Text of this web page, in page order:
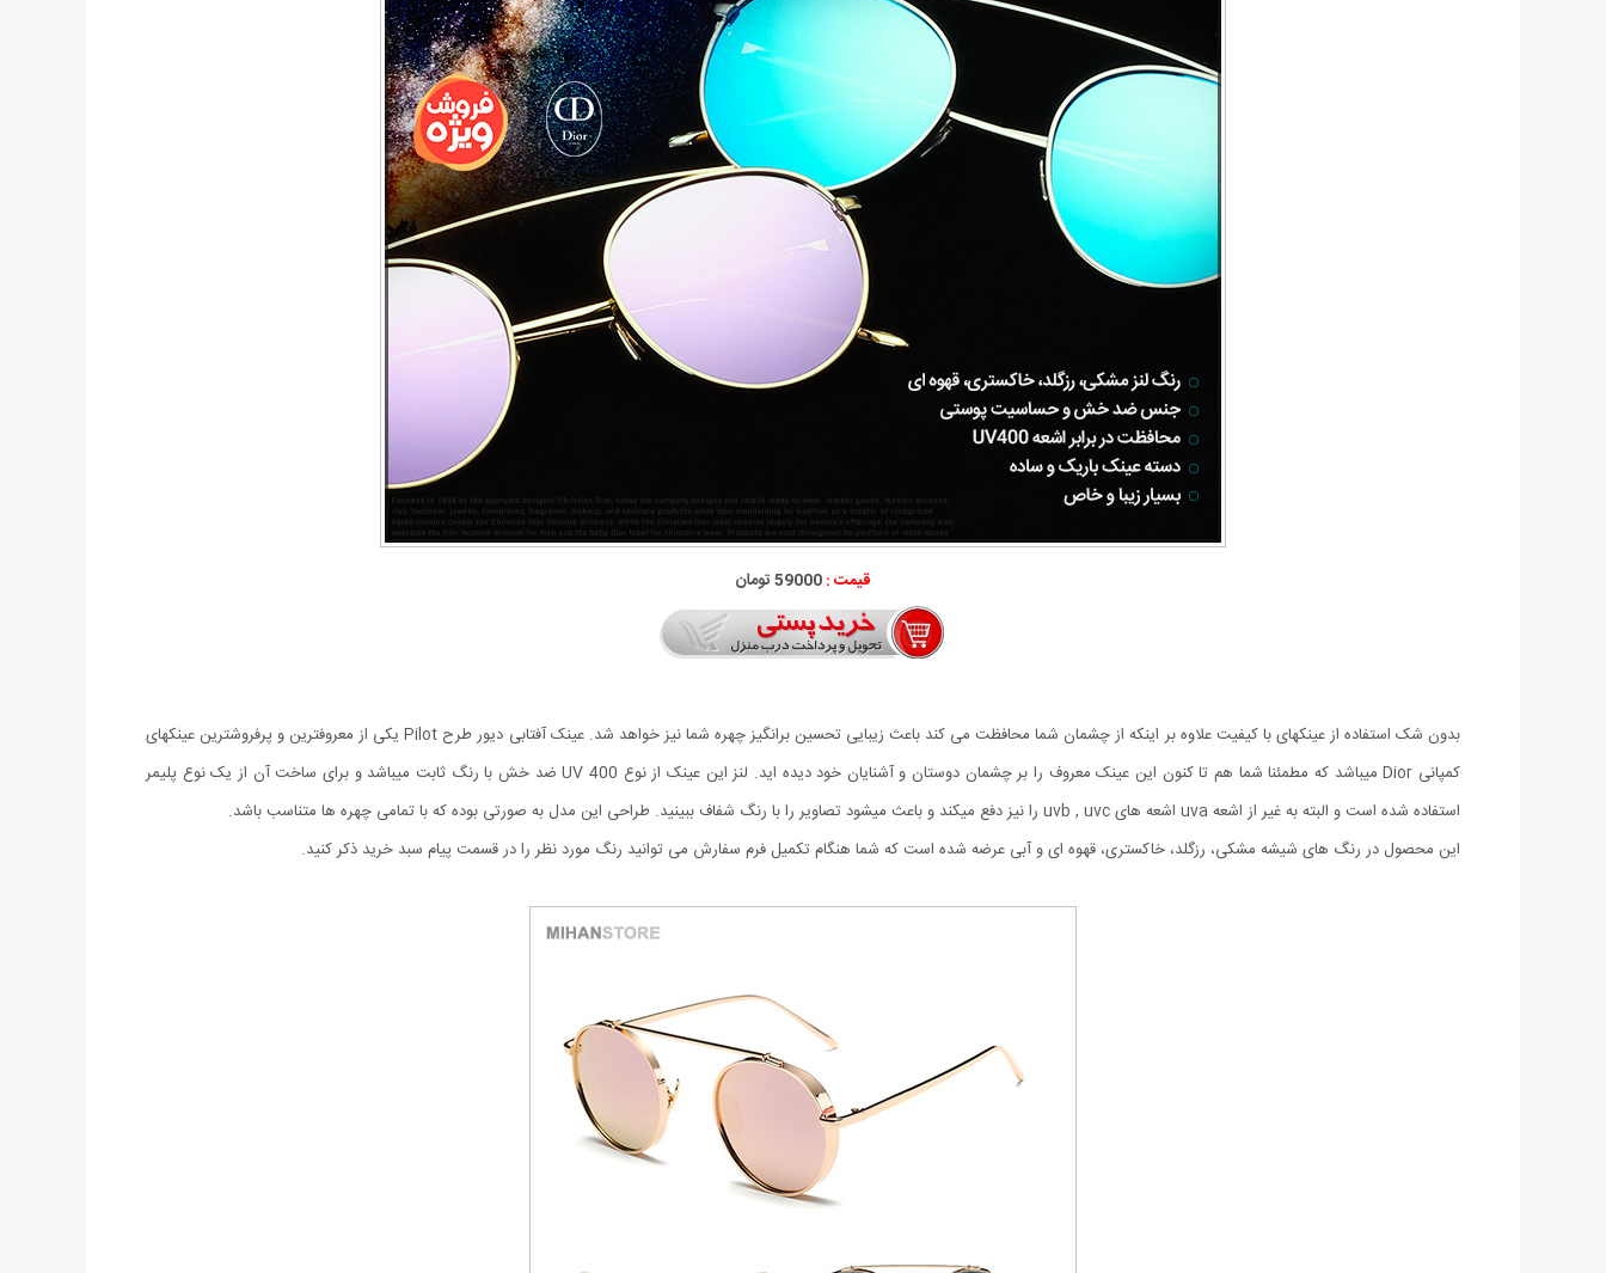
قیمت :59000 تومان
بدون شک استفاده از عینکهای با کیفیت علاوه بر اینکه از چشمان شما محافظت می کند باعث زیبایی تحسین برانگیز چهره شما نیز خواهد شد. عینک آفتابی دیور طرح Pilot یکی از معروفترین و پرفروشترین عینکهای
کمپانی Dior میباشد که مطمئنا شما هم تا کنون این عینک معروف را بر چشمان دوستان و آشنایان خود دیده اید. لنز این عینک از نوع UV 400 ضد خش با رنگ ثابت میباشد و برای ساخت آن از یک نوع پلیمر
استفاده شده است و البته به غیر از اشعه uva اشعه های uvb , uvc را نیز دفع میکند و باعث میشود تصاویر را با رنگ شفاف ببینید. طراحی این مدل به صورتی بوده که با تمامی چهره ها متناسب باشد.
این محصول در رنگ های شیشه مشکی، رزگلد، خاکستری، قهوه ای و آبی عرضه شده است که شما هنگام تکمیل فرم سفارش می توانید رنگ مورد نظر را در قسمت پیام سبد خرید ذکر کنید.